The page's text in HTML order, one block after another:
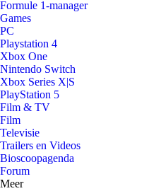
Formule 1-manager
Games
PC
Playstation 4
Xbox One
Nintendo Switch
Xbox Series X|S
PlayStation 5
Film & TV
Film
Televisie
Trailers en Videos
Bioscoopagenda
Forum
Meer